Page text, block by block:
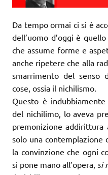
Da tempo ormai ci si è
dell’uomo d’oggi è
che assume forme e
anche ripetere che alla
smarrimento del senso
cose, ossia il nichilismo.
Questo è
del nichilimo, lo aveva
premonizione addirittura
solo una contemplazione
la convinzione che ogni
si pone mano all’opera, si